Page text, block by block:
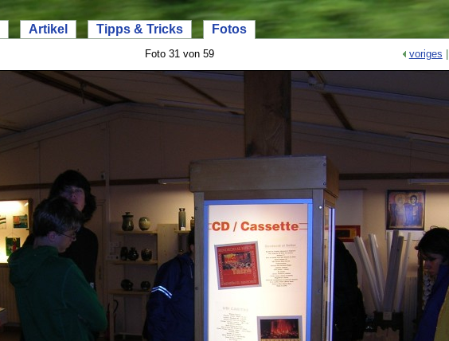
Artikel Tipps & Tricks Fotos
Foto 31 von 59 voriges